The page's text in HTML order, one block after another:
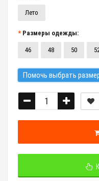
Лето
Размеры одежды:
46 48 50
Помочь выбрать